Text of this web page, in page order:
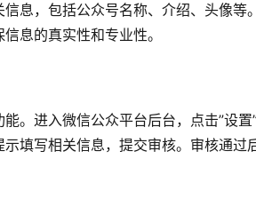
息，包括公众号名称、介绍、头像等
息的真实性和专业性。
。进入微信公众平台后台，点击”设置
示填写相关信息，提交审核。审核通